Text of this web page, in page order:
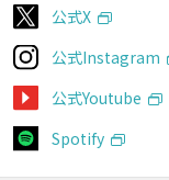
公式X
公式Instagram
公式Youtube
Spotify